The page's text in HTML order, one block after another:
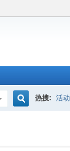
热搜: 活动